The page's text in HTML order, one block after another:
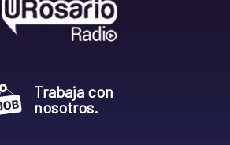
Trabaja con
nosotros.